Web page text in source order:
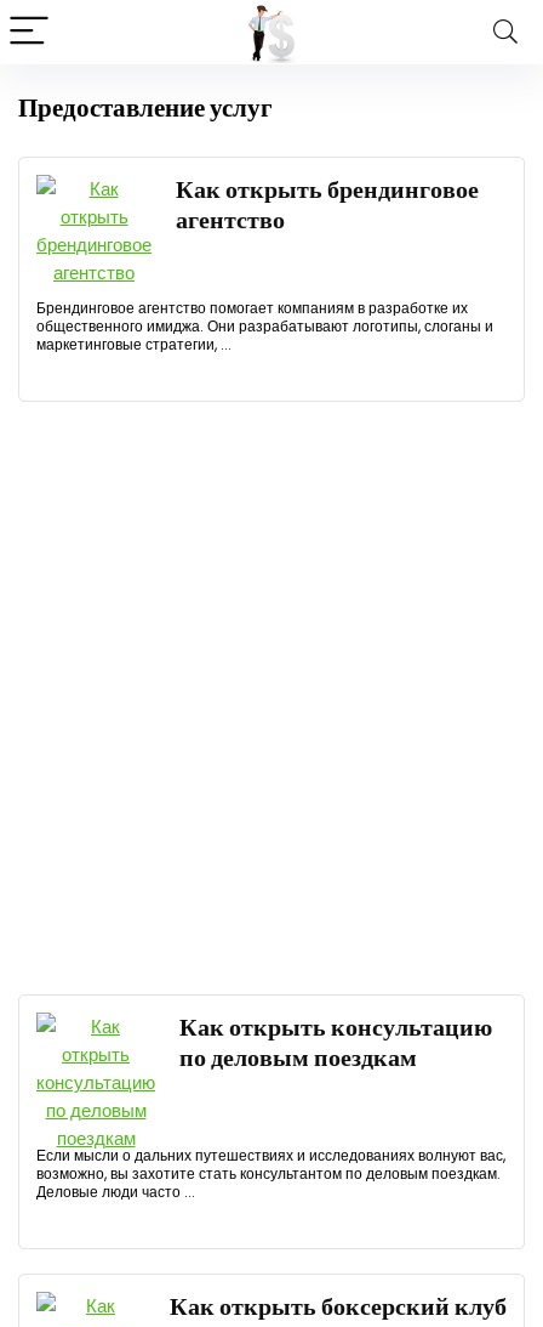
Предоставление услуг
Как открыть брендинговое
агентство
Брендинговое агентство помогает компаниям в разработке их
общественного имиджа. Они разрабатывают логотипы, слоганы и
маркетинговые стратегии, ...
Как открыть консультацию
по деловым поездкам
Если мысли о дальних путешествиях и исследованиях волнуют вас,
возможно, вы захотите стать консультантом по деловым поездкам.
Деловые люди часто ...
Как открыть боксерский клуб